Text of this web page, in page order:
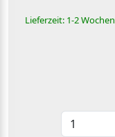
Lieferzeit: 1-2 Wochen